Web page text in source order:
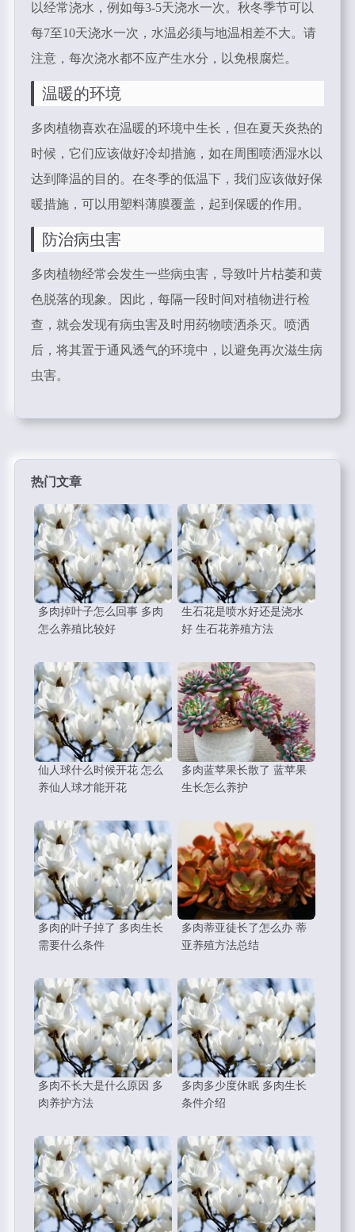
以经常浇水，例如每3-5天浇水一次。秋冬季节可以
每7至10天浇水一次，水温必须与地温相差不大。请
注意，每次浇水都不应产生水分，以免根腐烂。
温暖的环境
多肉植物喜欢在温暖的环境中生长，但在夏天炎热的
时候，它们应该做好冷却措施，如在周围喷洒湿水以
达到降温的目的。在冬季的低温下，我们应该做好保
暖措施，可以用塑料薄膜覆盖，起到保暖的作用。
防治病虫害
多肉植物经常会发生一些病虫害，导致叶片枯萎和黄
色脱落的现象。因此，每隔一段时间对植物进行检
查，就会发现有病虫害及时用药物喷洒杀灭。喷洒
后，将其置于通风透气的环境中，以避免再次滋生病
虫害。
热门文章
多肉掉叶子怎么回事 多肉
怎么养殖比较好
生石花是喷水好还是浇水
好 生石花养殖方法
仙人球什么时候开花 怎么
养仙人球才能开花
多肉蓝苹果长散了 蓝苹果
生长怎么养护
多肉的叶子掉了 多肉生长
需要什么条件
多肉蒂亚徒长了怎么办 蒂
亚养殖方法总结
多肉不长大是什么原因 多
肉养护方法
多肉多少度休眠 多肉生长
条件介绍